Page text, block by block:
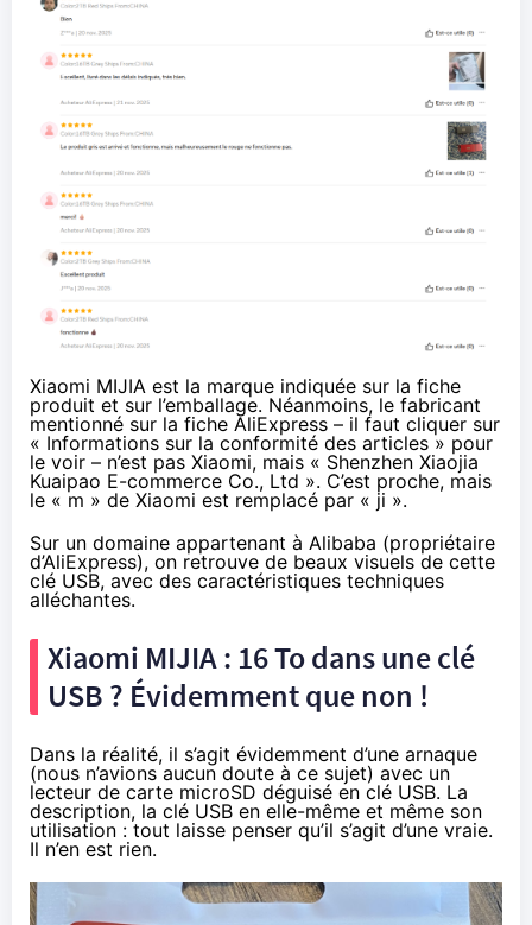
Xiaomi MIJIA est la marque indiquée sur la fiche
produit et sur l’emballage. Néanmoins, le fabricant
mentionné sur la fiche AliExpress – il faut cliquer sur
« Informations sur la conformité des articles » pour
le voir – n’est pas Xiaomi, mais « Shenzhen Xiaojia
Kuaipao E-commerce Co., Ltd ». C’est proche, mais
le « m » de Xiaomi est remplacé par « ji ».
Sur un domaine appartenant à Alibaba (propriétaire
d’AliExpress), on retrouve de beaux visuels de cette
clé USB, avec des caractéristiques techniques
alléchantes.
Xiaomi MIJIA : 16 To dans une clé
USB ? Évidemment que non !
Dans la réalité, il s’agit évidemment d’une arnaque
(nous n’avions aucun doute à ce sujet) avec un
lecteur de carte microSD déguisé en clé USB. La
description, la clé USB en elle-même et même son
utilisation : tout laisse penser qu’il s’agit d’une vraie.
Il n’en est rien.